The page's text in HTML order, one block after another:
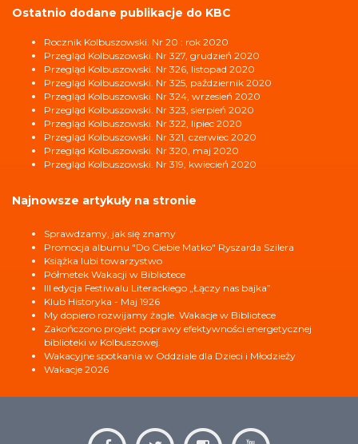
Ostatnio dodane publikacje do KBC
Rocznik Kolbuszowski. Nr 20 : rok 2020
Przegląd Kolbuszowski. Nr 327, grudzień 2020
Przegląd Kolbuszowski. Nr 326, listopad 2020
Przegląd Kolbuszowski. Nr 325, październik 2020
Przegląd Kolbuszowski. Nr 324, wrzesień 2020
Przegląd Kolbuszowski. Nr 323, sierpień 2020
Przegląd Kolbuszowski. Nr 322, lipiec 2020
Przegląd Kolbuszowski. Nr 321, czerwiec 2020
Przegląd Kolbuszowski. Nr 320, maj 2020
Przegląd Kolbuszowski. Nr 319, kwiecień 2020
Najnowsze artykuły na stronie
Sprawdzamy, jak się znamy
Promocja albumu "Do Ciebie Matko" Ryszarda Szilera
Książka lubi towarzystwo
Półmetek Wakacji w Bibliotece
III edycja Festiwalu Literackiego „Łączy nas bajka”
Klub Historyka - Maj 1926
My dopiero rozwijamy żagle. Wakacje w Bibliotece
Zakończono projekt poprawy efektywności energetycznej
biblioteki w Kolbuszowej.
Wakacyjne spotkania w Oddziale dla Dzieci i Młodzieży
Wakacje 2026